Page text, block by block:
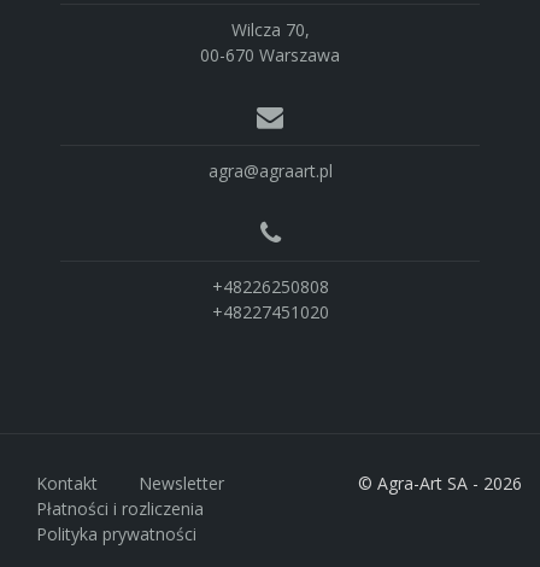
Wilcza 70,
00-670 Warszawa
agra@agraart.pl
+48226250808
+48227451020
Kontakt
Newsletter
Płatności i rozliczenia
Polityka prywatności
© Agra-Art SA - 2026